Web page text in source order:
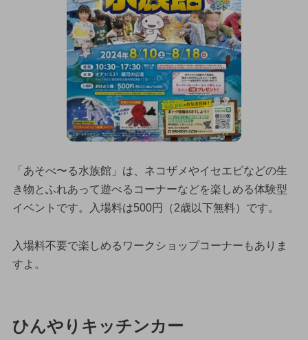
「あそべ〜る水族館」は、ネコザメやイセエビなどの生
き物とふれあって遊べるコーナーなどを楽しめる体験型
イベントです。入場料は500円（2歳以下無料）です。
入場料不要で楽しめるワークショップコーナーもありま
すよ。
ひんやりキッチンカー